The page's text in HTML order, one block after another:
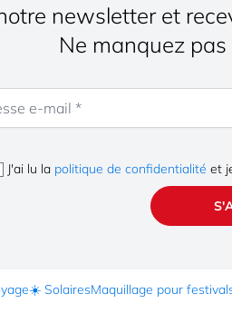
newsletter et
Ne manquez pas
J'ai lu la politique de confidentialité et
☀️ SolairesMaquillage pour